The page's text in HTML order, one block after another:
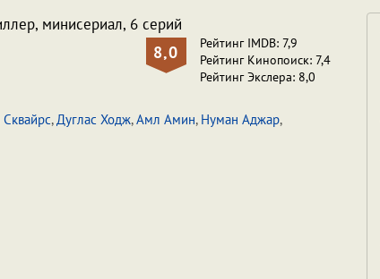
минисериал, 6 серий
8,0
Рейтинг IMDB: 7,9
Рейтинг Кинопоиск: 7,4
Рейтинг Экслера: 8,0
,Дуглас Ходж,Амл Амин, Нуман Аджар,